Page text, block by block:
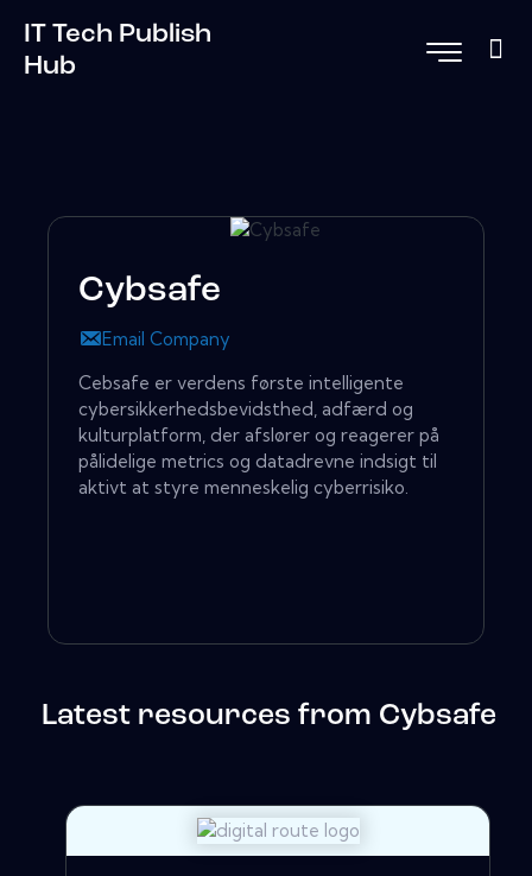
IT Tech Publish
Hub
Cybsafe
Email Company
Cebsafe er verdens første intelligente
cybersikkerhedsbevidsthed, adfærd og
kulturplatform, der afslører og reagerer på
pålidelige metrics og datadrevne indsigt til
aktivt at styre menneskelig cyberrisiko.
Latest resources from Cybsafe